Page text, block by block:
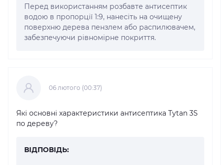
Перед використанням розбавте антисептик
водою в пропорції 1:9, нанесіть на очищену
поверхню дерева пензлем або распилювачем,
забезпечуючи рівномірне покриття.
06 лютого (00:37)
Які основні характеристики антисептика Tytan 3S
по дереву?
ВІДПОВІДЬ: